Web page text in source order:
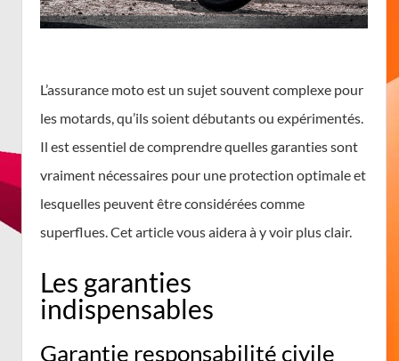
L’assurance moto est un sujet souvent complexe pour
les motards, qu’ils soient débutants ou expérimentés.
Il est essentiel de comprendre quelles garanties sont
vraiment nécessaires pour une protection optimale et
lesquelles peuvent être considérées comme
superflues. Cet article vous aidera à y voir plus clair.
Les garanties
indispensables
Garantie responsabilité civile